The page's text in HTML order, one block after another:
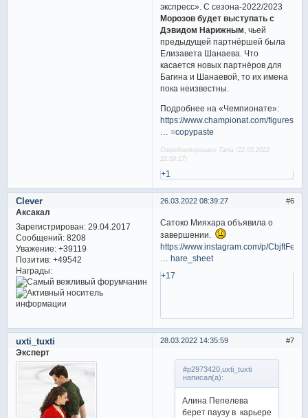
экспресс». С сезона-2022/2023
Морозов будет выступать с
Дэвидом Нарижным , чьей
предыдущей партнёршей была
Елизавета Шанаева. Что
касается новых партнёров для
Багина и Шанаевой, то их имена
пока неизвестны.
Подробнее на «Чемпионате»:
https://www.championat.com/
… =copypaste
Отредактировано Tania (22.03.2022
22:59:17)
+1
6
26.03.2022 08:39:27
Clever
Аксакал
Зарегистрирован: 29.04.2017
Сообщений:8208
Уважение: +39119
Позитив: +49542
Награды:
Сатоко Мияхара объявила о
завершении.
https://www.instagram.com/p/
… hare_sheet
+17
7
28.03.2022 14:35:59
uxti_tuxti
Эксперт
#p2973420,uxti_tuxti
написал(а):
Алина Пепелева
берет паузу в карьере